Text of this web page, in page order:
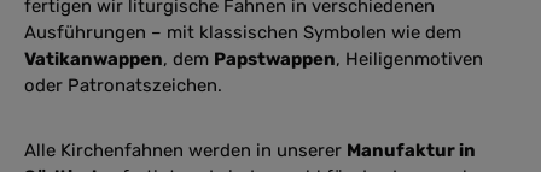
fertigen wir liturgische Fahnen in verschiedenen
Ausführungen – mit klassischen Symbolen wie dem
Vatikanwappen, dem Papstwappen, Heiligenmotiven
oder Patronatszeichen.
Alle Kirchenfahnen werden in unserer Manufaktur in